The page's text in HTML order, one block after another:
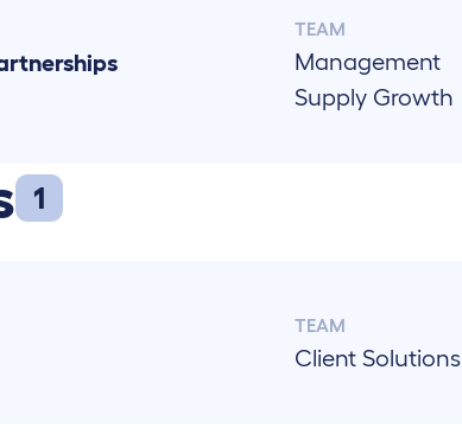
TEAM
Management
Supply Growth
1
TEAM
Client Solutions